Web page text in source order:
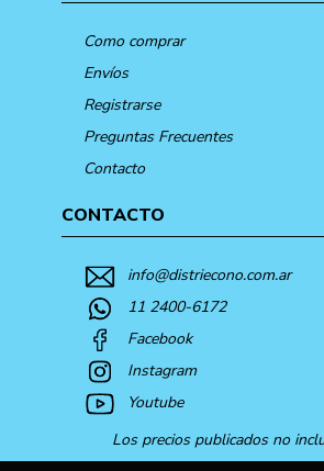
Como comprar
Envíos
Registrarse
Preguntas Frecuentes
Contacto
CONTACTO
info@distriecono.com.ar
11 2400-6172
Facebook
Instagram
Youtube
Los precios publicados no